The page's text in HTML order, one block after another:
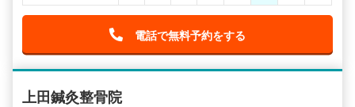
電話で無料予約をする
上田鍼灸整骨院